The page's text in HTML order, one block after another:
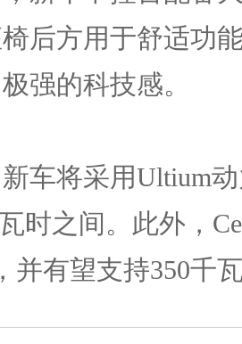
后方用于舒适功
强的科技感。
车将采用Ultium
时之间。此外，
并有望支持350千